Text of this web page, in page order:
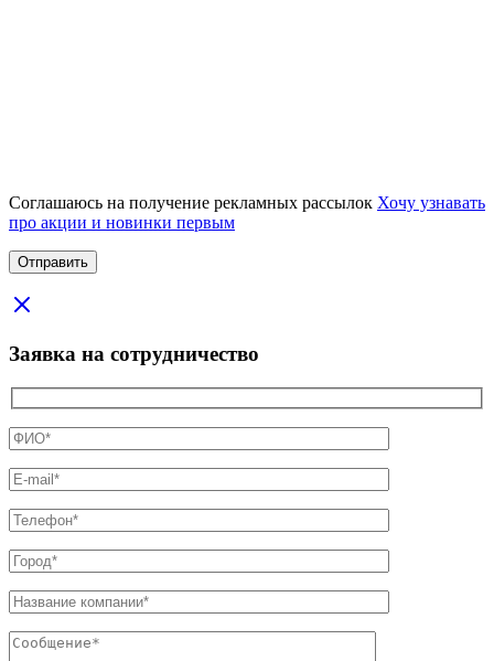
Соглашаюсь на получение рекламных рассылок Хочу узнавать
про акции и новинки первым
Заявка на сотрудничество